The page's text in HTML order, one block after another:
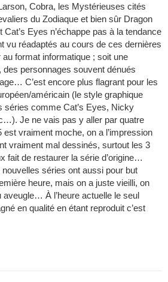
Cobra, les Mystérieuses cités
du Zodiaque et bien sûr Dragon
Eyes n’échappe pas à la tendance
vu réadaptés au cours de ces dernières
format informatique ; soit une
des personnages souvent dénués
C’est encore plus flagrant pour les
américain (le style graphique
séries comme Cat’s Eyes, Nicky
Je ne vais pas y aller par quatre
est vraiment moche, on a l’impression
vraiment mal dessinés, surtout les 3
fait de restaurer la série d’origine…
séries ont aussi pour but
heure, mais on a juste vieilli, on
À l’heure actuelle le seul
en qualité en étant reproduit c’est